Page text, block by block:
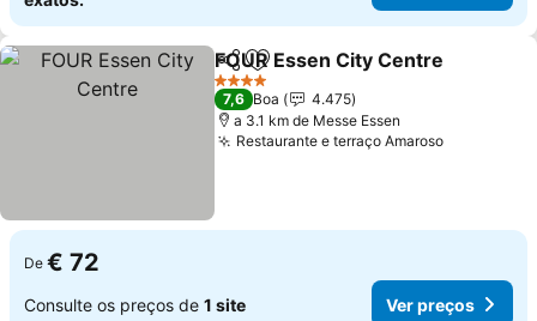
PartilharAdicionar aos favoritos
FOUR Essen City Centre
4 Estrelas
7,6 Boa
4.475
a 3.1 km de Messe Essen
Restaurante e terraço AmarosoVer
De € 72
Consulte os preços de 1 site Ver preços